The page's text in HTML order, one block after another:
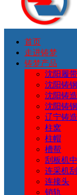
首
进
铸
梦
梦
产
首页
走进铸梦
铸梦产品
沈阳履
沈阳铸
沈阳铸
沈阳铸
辽宁铸
柱窝
柱帽
槽帮
刮板机
连采机
连接头
销轨